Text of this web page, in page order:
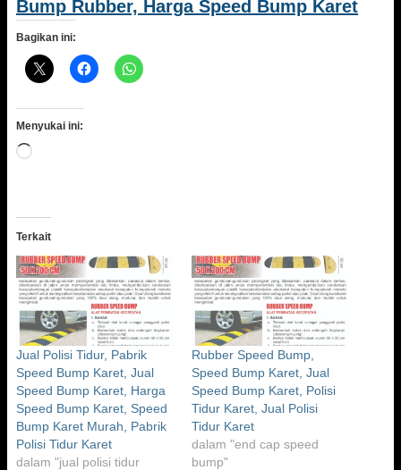
Bump Rubber, Harga Speed Bump Karet
Bagikan ini:
Menyukai ini:
Memuat...
Terkait
Jual Polisi Tidur, Pabrik
Speed Bump Karet, Jual
Speed Bump Karet, Harga
Speed Bump Karet, Speed
Bump Karet Murah, Pabrik
Polisi Tidur Karet
dalam "jual polisi tidur
Rubber Speed Bump,
Speed Bump Karet, Jual
Speed Bump Karet, Polisi
Tidur Karet, Jual Polisi
Tidur Karet
dalam "end cap speed
bump"